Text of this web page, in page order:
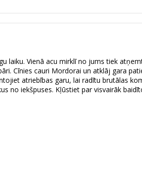
Vienā acu mirklī no jums tiek
Cīnies cauri Mordorai un atklāj gara
atriebības garu, lai radītu brutālas
no iekšpuses. Kļūstiet par visvairāk